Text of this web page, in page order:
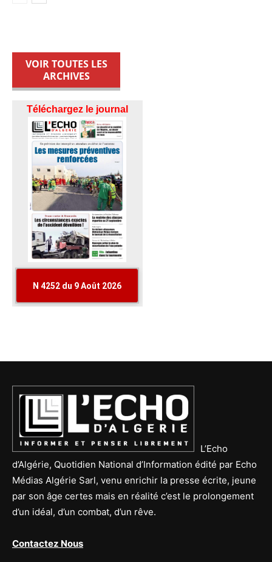
VOIR TOUTES LES
ARCHIVES
L’Echo
d’Algérie, Quotidien National d’Information édité par Echo
Médias Algérie Sarl, venu enrichir la presse écrite, jeune
par son âge certes mais en réalité c’est le prolongement
d’un idéal, d’un combat, d’un rêve.
Contactez Nous